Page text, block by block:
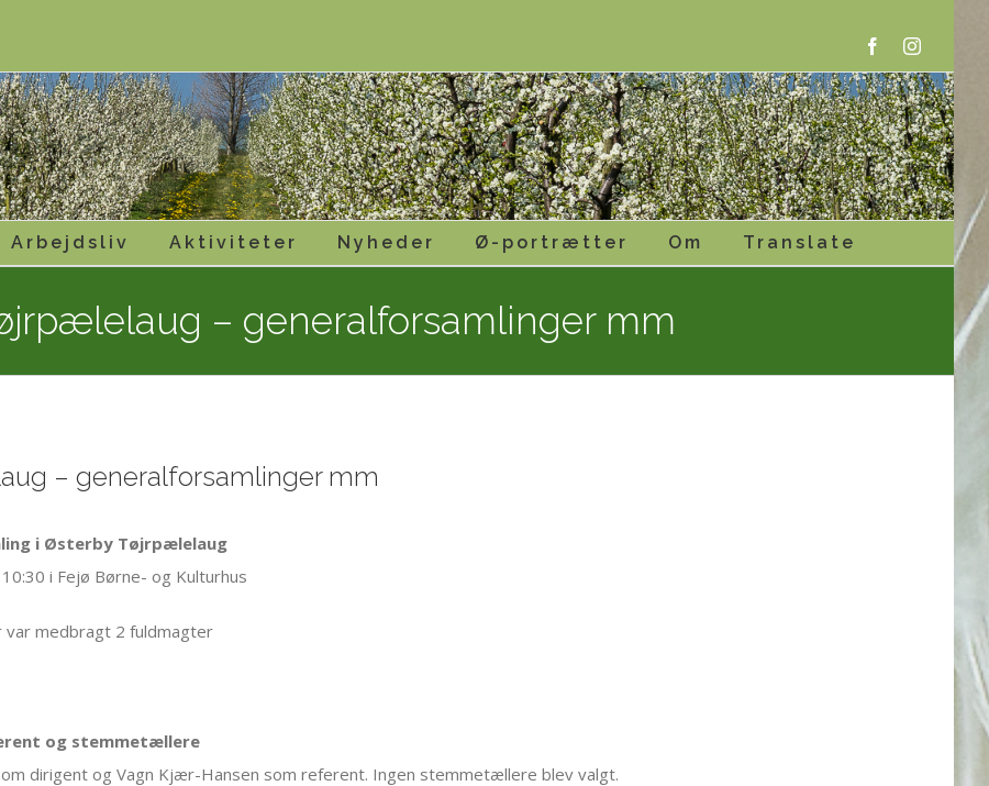
FacebookInstagram
Arbejdsliv Aktiviteter Nyheder Ø-portrætter Om Translate
– generalforsamlinger mm
– generalforsamlinger mm
i Østerby Tøjrpælelaug
i Fejø Børne- og Kulturhus
medbragt 2 fuldmagter
og stemmetællere
dirigent og Vagn Kjær-Hansen som referent. Ingen stemmetællere blev valgt.